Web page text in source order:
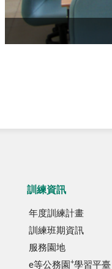
訓練資訊
年度訓練計畫
訓練班期資訊
服務園地
e等公務園 +學習平臺